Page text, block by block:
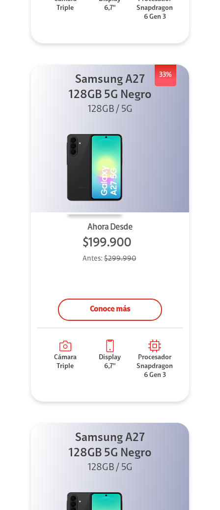
Triple
6,7"
Snapdragon
6 Gen 3
33%
Samsung A27
128GB 5G Negro
128GB / 5G
Ahora Desde
$199.900
Antes: $299.990
Conoce más
Cámara
Triple
Display
6,7"
Procesador
Snapdragon
6 Gen 3
Samsung A27
128GB 5G Negro
128GB / 5G